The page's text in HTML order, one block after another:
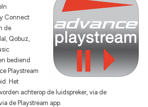
Connect
de
Qobuz,
bediend
Playstream
Het
achterop de luidspreker, via de
de Playstream app.